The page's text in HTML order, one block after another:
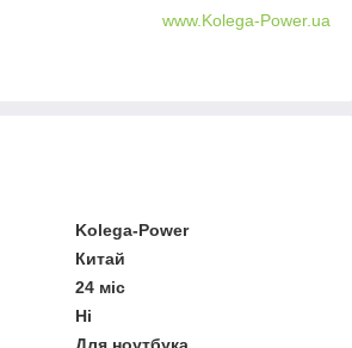
www.Kolega-Power.ua
Kolega-Power
Китай
24 міс
Ні